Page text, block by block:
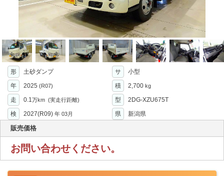
形 土砂ダンプ サ
小型
年
2025 (R07) 積 2,700 kg
走 0.1万km (実走行距離) 型
2DG-XZU675T
検
2027(R09) 年 03月 県 新潟県
販売価格
お問い合わせください。